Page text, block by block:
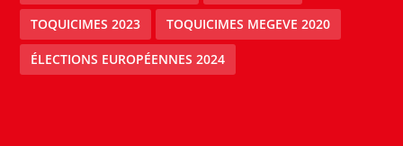
TOQUICIMES 2023 TOQUICIMES MEGEVE 2020
ÉLECTIONS EUROPÉENNES 2024